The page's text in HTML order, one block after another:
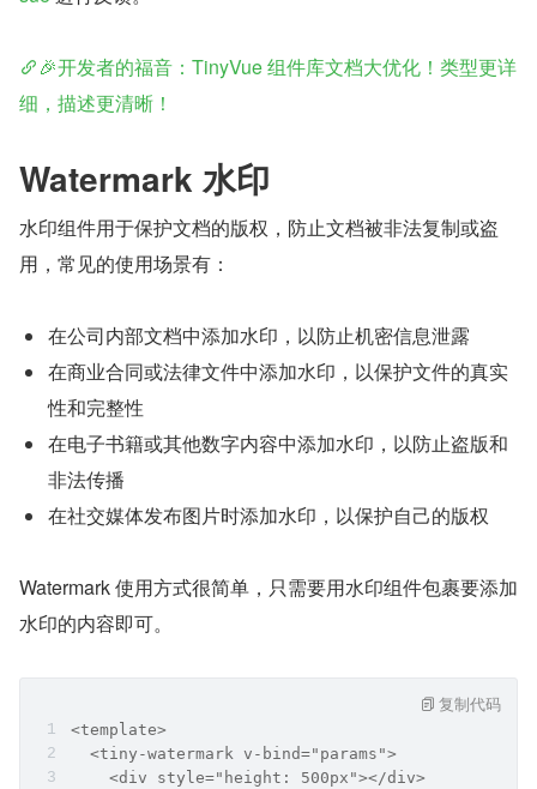
🎉开发者的福音：TinyVue 组件库文档大优化！类型更详
细，描述更清晰！
Watermark 水印
水印组件用于保护文档的版权，防止文档被非法复制或盗
用，常见的使用场景有：
在公司内部文档中添加水印，以防止机密信息泄露
在商业合同或法律文件中添加水印，以保护文件的真实
性和完整性
在电子书籍或其他数字内容中添加水印，以防止盗版和
非法传播
在社交媒体发布图片时添加水印，以保护自己的版权
Watermark 使用方式很简单，只需要用水印组件包裹要添加
水印的内容即可。
<template>
  <tiny-watermark v-bind="params">
    <div style="height: 500px"></div>
复制代码